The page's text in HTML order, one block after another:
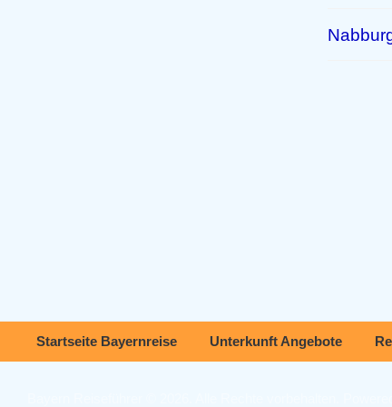
Startseite Bayernreise Unterkunft Angebote